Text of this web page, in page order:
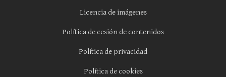
Licencia de imágenes
Política de cesión de contenidos
Política de privacidad
Política de cookies